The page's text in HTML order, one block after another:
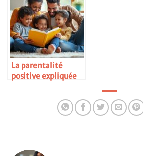
La parentalité
positive expliquée